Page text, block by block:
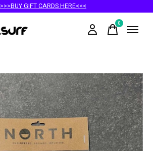
>>>BUY GIFT CARDS HERE<<<
0items